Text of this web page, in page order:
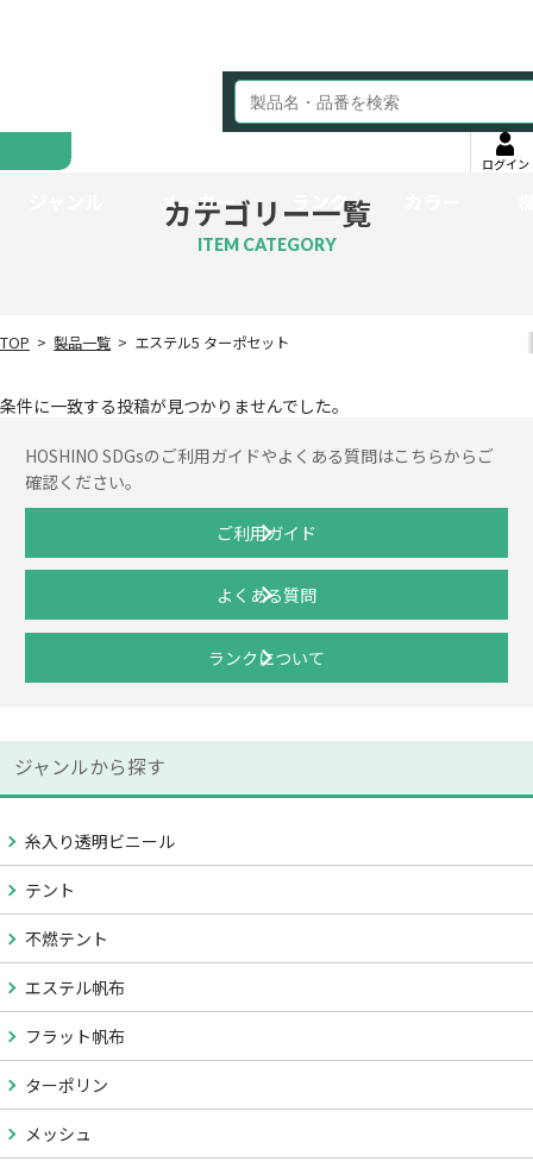
ログイン
メーカー ランク
カテゴリー一覧
ITEM CATEGORY
TOP 製品一覧 エステル5 ターポセット
条件に一致する投稿が見つかりませんでした。
HOSHINO SDGsのご利用ガイドやよくある質問はこちらからご
確認ください。
ご利用ガイド
よくある質問
ランクについて
ジャンルから探す
糸入り透明ビニール
テント
不燃テント
エステル帆布
フラット帆布
ターポリン
メッシュ